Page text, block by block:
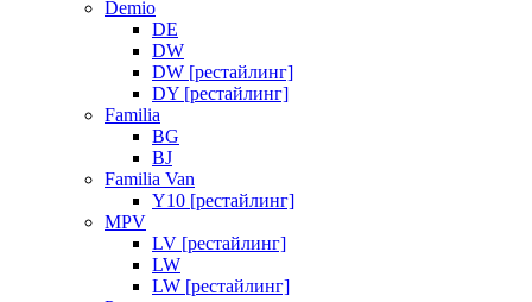
Demio
DE
DW
DW [рестайлинг]
DY [рестайлинг]
Familia
BG
BJ
Familia Van
Y10 [рестайлинг]
MPV
LV [рестайлинг]
LW
LW [рестайлинг]